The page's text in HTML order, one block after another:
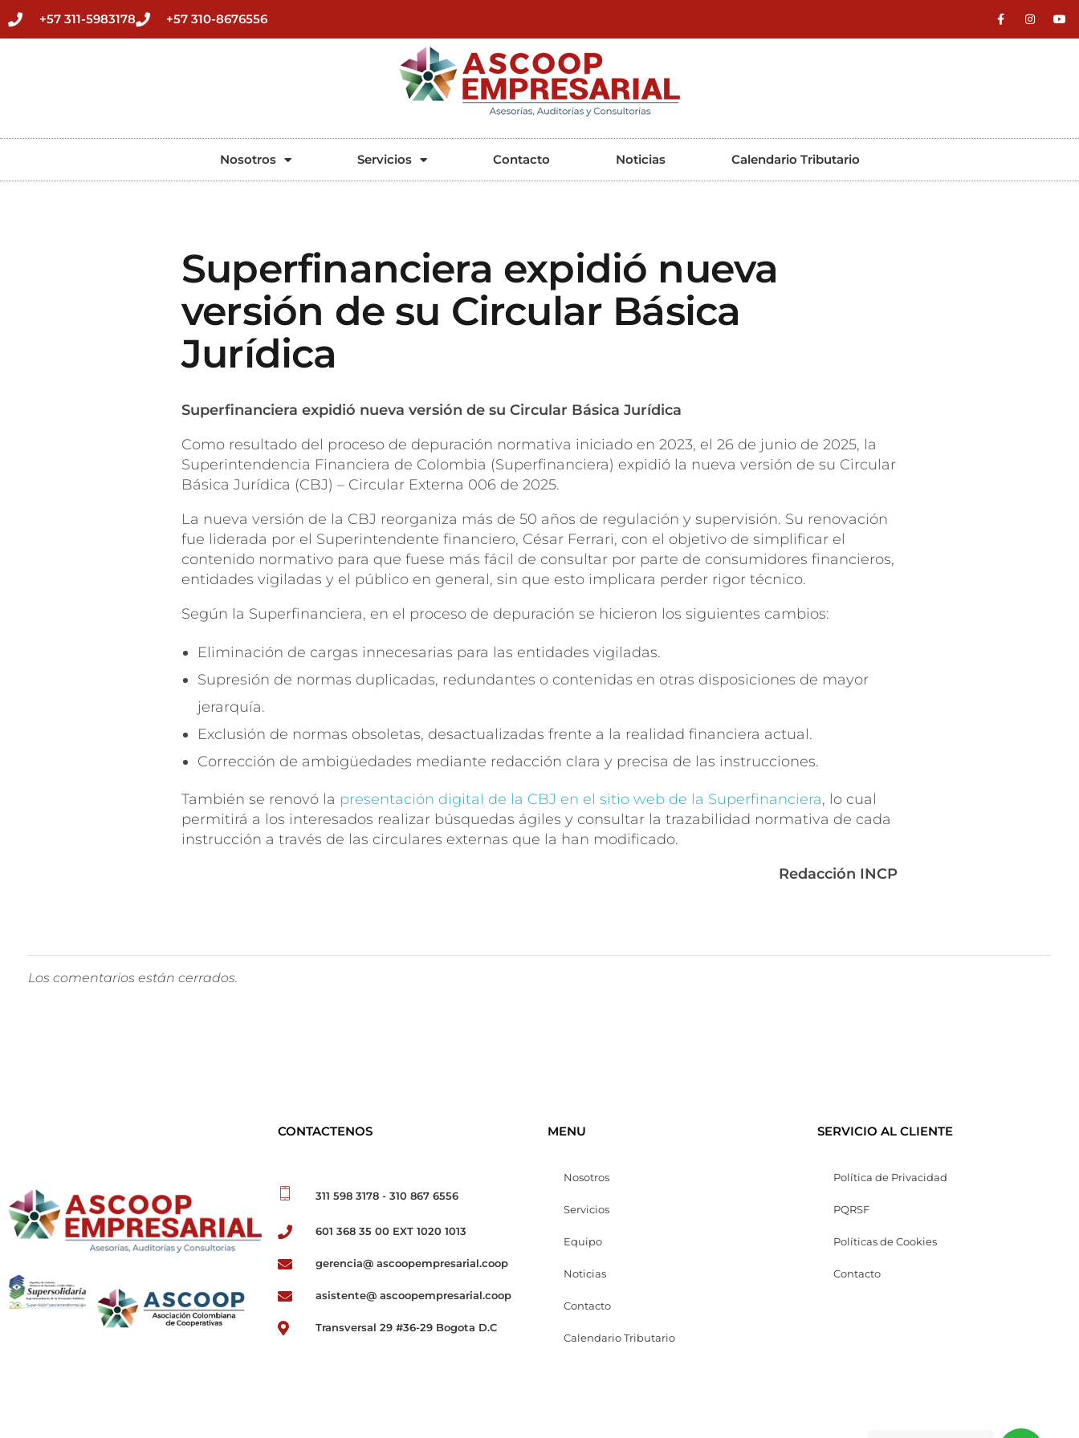
+57 311-5983178 +57 310-8676556
Nosotros Servicios Contacto Noticias Calendario Tributario
Superfinanciera expidió nueva
versión de su Circular Básica
Jurídica
Superfinanciera expidió nueva versión de su Circular Básica Jurídica
Como resultado del proceso de depuración normativa iniciado en 2023, el 26 de junio de 2025, la
Superintendencia Financiera de Colombia (Superfinanciera) expidió la nueva versión de su Circular
Básica Jurídica (CBJ) – Circular Externa 006 de 2025.
La nueva versión de la CBJ reorganiza más de 50 años de regulación y supervisión. Su renovación
fue liderada por el Superintendente financiero, César Ferrari, con el objetivo de simplificar el
contenido normativo para que fuese más fácil de consultar por parte de consumidores financieros,
entidades vigiladas y el público en general, sin que esto implicara perder rigor técnico.
Según la Superfinanciera, en el proceso de depuración se hicieron los siguientes cambios:
Eliminación de cargas innecesarias para las entidades vigiladas.
Supresión de normas duplicadas, redundantes o contenidas en otras disposiciones de mayor
jerarquía.
Exclusión de normas obsoletas, desactualizadas frente a la realidad financiera actual.
Corrección de ambigüedades mediante redacción clara y precisa de las instrucciones.
También se renovó la presentación digital de la CBJ en el sitio web de la Superfinanciera, lo cual
permitirá a los interesados realizar búsquedas ágiles y consultar la trazabilidad normativa de cada
instrucción a través de las circulares externas que la han modificado.
Redacción INCP
Los comentarios están cerrados.
CONTACTENOS
311 598 3178 - 310 867 6556
601 368 35 00 EXT 1020 1013
gerencia@ ascoopempresarial.coop
asistente@ ascoopempresarial.coop
Transversal 29 #36-29 Bogota D.C
MENU
Nosotros
Servicios
Equipo
Noticias
Contacto
Calendario Tributario
SERVICIO AL CLIENTE
Política de Privacidad
PQRSF
Políticas de Cookies
Contacto